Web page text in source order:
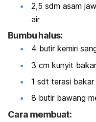
2,5 sdm asam
air
Bumbu halus:
4 butir kemiri
3 cm kunyit bakar
1 sdt terasi bakar
8 butir bawang
Cara membuat: